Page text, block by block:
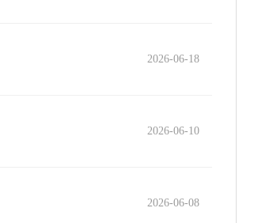
2026-06-18
2026-06-10
2026-06-08